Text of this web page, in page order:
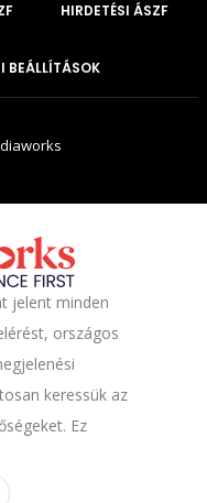
HIRDETÉSI ÁSZF
BEÁLLÍTÁSOK
jelent minden
országos
keressük az
Ez